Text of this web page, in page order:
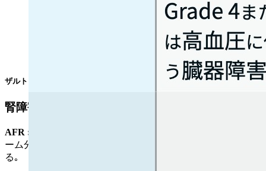
ザルトラップ®適正使用ガイド²⁾を基に編集部作成
腎障害患者に対する用量調整
AFR :
ーム分解により消失するため､ 一般に減量は不要と考えられ
る｡